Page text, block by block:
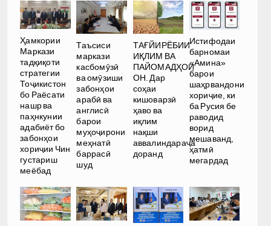
Ҳамкории
Маркази
тадқиқоти
стратегии
Тоҷикистон
бо Раёсати
нашр ва
паҳнкунии
адабиёт бо
забонҳои
хориҷии Чин
густариш
меёбад
Таъсиси
маркази
касбомӯзӣ
ва омӯзиши
забонҳои
арабӣ ва
англисӣ
барои
муҳоҷирони
меҳнатӣ
баррасӣ
шуд
ТАҒЙИРЁБИИ
ИҚЛИМ ВА
ПАЙОМАДҲОИ
ОН. Дар
соҳаи
кишоварзӣ
ҳаво ва
иқлим
нақши
аввалиндараҷа
доранд
Истифодаи
барномаи
«Амина»
барои
шаҳрвандони
хориҷие, ки
ба Русия бе
раводид
ворид
мешаванд,
ҳатмӣ
мегардад